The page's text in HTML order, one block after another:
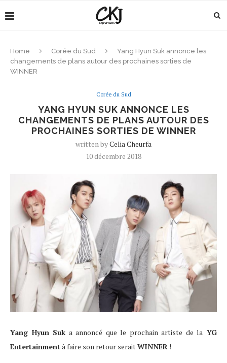
Home Corée du Sud
Yang Hyun Suk annonce les
changements de plans autour des prochaines sorties de
WINNER
Corée du Sud
YANG HYUN SUK ANNONCE LES
CHANGEMENTS DE PLANS AUTOUR DES
PROCHAINES SORTIES DE WINNER
written byCelia Cheurfa
10 décembre 2018
Yang Hyun Suk a annoncé que le prochain artiste de la YG
Entertainment à faire son retour seraitWINNER !